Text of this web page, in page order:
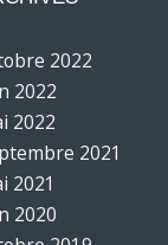
2022
2022
2022
2021
2021
2020